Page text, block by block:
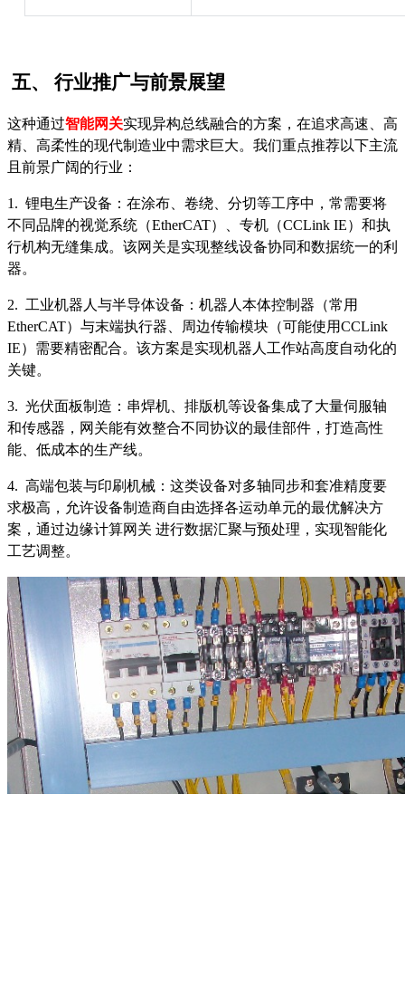
五、 行业推广与前景展望
这种通过智能网关实现异构总线融合的方案，在追求高速、高
精、高柔性的现代制造业中需求巨大。我们重点推荐以下主流
且前景广阔的行业：
1. 锂电生产设备：在涂布、卷绕、分切等工序中，常需要将
不同品牌的视觉系统（EtherCAT）、专机（CCLink IE）和执
行机构无缝集成。该网关是实现整线设备协同和数据统一的利
器。
2. 工业机器人与半导体设备：机器人本体控制器（常用
EtherCAT）与末端执行器、周边传输模块（可能使用CCLink
IE）需要精密配合。该方案是实现机器人工作站高度自动化的
关键。
3. 光伏面板制造：串焊机、排版机等设备集成了大量伺服轴
和传感器，网关能有效整合不同协议的最佳部件，打造高性
能、低成本的生产线。
4. 高端包装与印刷机械：这类设备对多轴同步和套准精度要
求极高，允许设备制造商自由选择各运动单元的最优解决方
案，通过边缘计算网关 进行数据汇聚与预处理，实现智能化
工艺调整。